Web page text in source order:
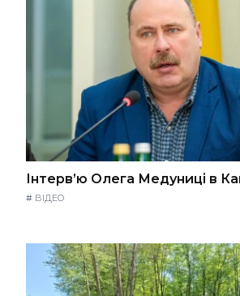
Інтерв’ю Олега Медуниці в
# ВІДЕО